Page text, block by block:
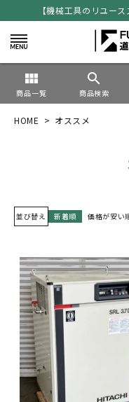
【機械工具のリユー
view_module
商品一覧
search
商品検索
HOME オススメ
並び替え 新着順 価格が安い